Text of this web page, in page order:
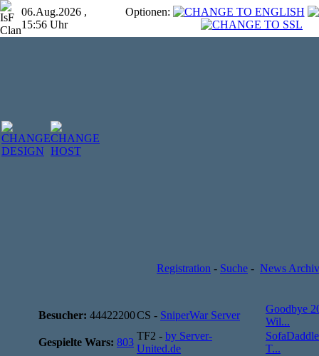
06.Aug.2026 ,
15:56 Uhr
Optionen:
Registration - Suche - News Archiv
Besucher: 44422200CS - SniperWar Server
Goodbye
Wil...
Gespielte Wars: 803
TF2 - by Server-
United.de
T...